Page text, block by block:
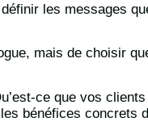
les messages
mais de choisir
ce que vos
bénéfices concrets